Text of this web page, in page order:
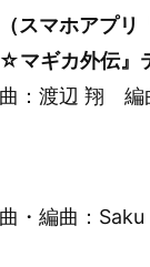
スマホアプリ
マギカ外伝』
渡辺 翔 編
編曲：Saku